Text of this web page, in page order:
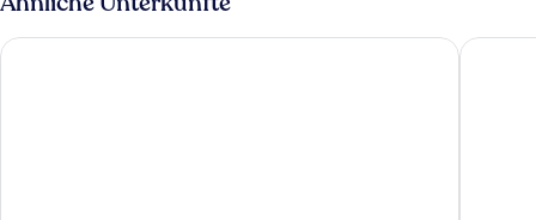
The Hoxton, Paris Hotel